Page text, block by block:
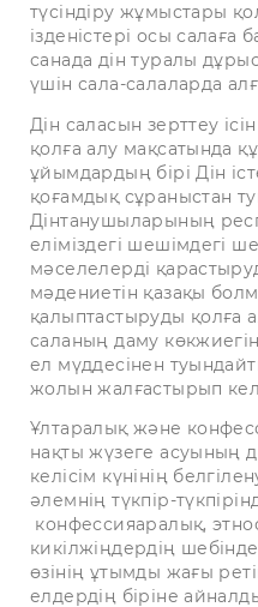
түсіндіру жұмыстары
ізденістері осы
санада дін туралы
үшін сала-салаларда
Дін саласын зерттеу
қолға алу мақсатында
ұйымдардың бірі Дін
қоғамдық сұраныстан
Дінтанушыларының
еліміздегі шешімдегі
мәселелерді
мәдениетін қазақы
қалыптастыруды қолға
саланың даму
ел мүддесінен
жолын жалғастырып
Ұлтаралық және
нақты жүзеге асуының
келісім күнінің
әлемнің түкпір-
конфессияаралық,
кикілжіңдердің
өзінің ұтымды жағы
елдердің біріне